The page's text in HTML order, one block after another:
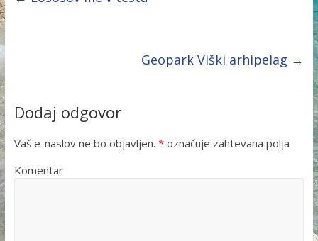
Geopark Viški arhipelag →
Dodaj odgovor
Vaš e-naslov ne bo objavljen. *označuje zahtevana polja
Komentar